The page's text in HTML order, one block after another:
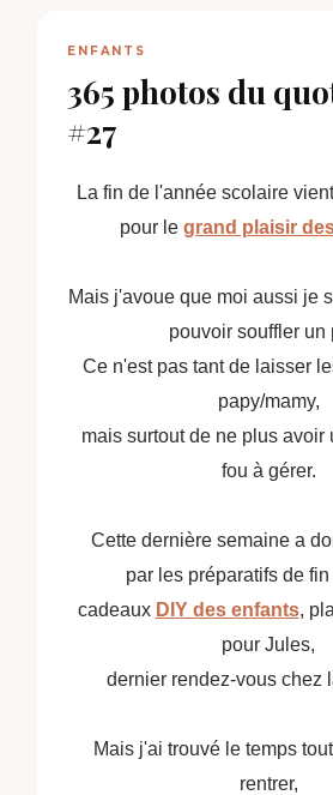
ENFANTS
365 photos du
#27
La fin de l'année scolaire
pour le grand plaisir
Mais j'avoue que moi aussi je
pouvoir souffler un
Ce n'est pas tant de laisser
papy/mamy,
mais surtout de ne plus avoir
fou à gérer.
Cette dernière semaine a
par les préparatifs de
cadeaux DIY des enfants,
pour Jules,
dernier rendez-vous chez
Mais j'ai trouvé le temps
rentrer,